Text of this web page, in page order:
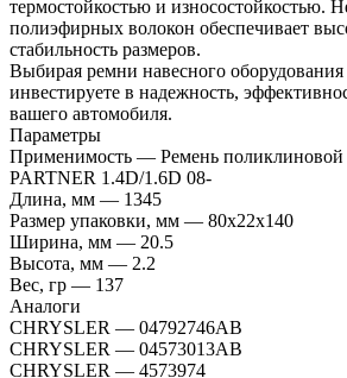
термостойкостью и износостойкостью.
полиэфирных волокон обеспечивает
стабильность размеров.
Выбирая ремни навесного
инвестируете в надежность,
вашего автомобиля.
Параметры
Применимость — Ремень
PARTNER 1.4D/1.6D 08-
Длина, мм — 1345
Размер упаковки, мм — 80x22x140
Ширина, мм — 20.5
Высота, мм — 2.2
Вес, гр — 137
Аналоги
CHRYSLER — 04792746AB
CHRYSLER — 04573013AB
CHRYSLER — 4573974